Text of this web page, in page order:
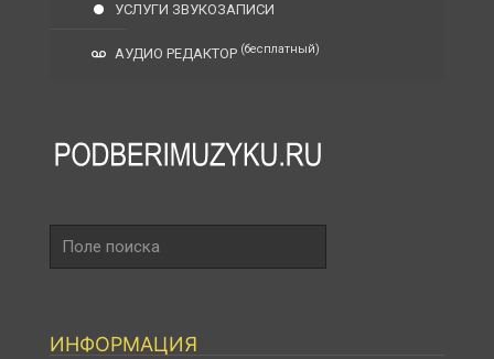
УСЛУГИ ЗВУКОЗАПИСИ
АУДИО РЕДАКТОР (бесплатный)
поиска
ИНФОРМАЦИЯ